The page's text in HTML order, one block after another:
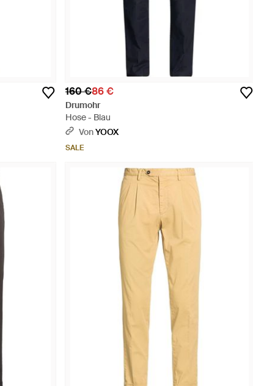
160 €86 €
Drumohr
Hose - Blau
VonYOOX
SALE